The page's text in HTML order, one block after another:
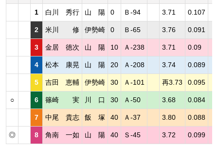
1 白川 秀行 山 陽 0 Ｂ-94 3.71 0.107
2 米川 修 伊勢崎 0 Ｂ-65 3.76 0.091
3 金居 徳次 山 陽 10 Ａ-238 3.71 0.09
4 松本 康晃 山 陽 20 Ａ-208 3.74 0.089
5 吉田 恵輔 伊勢崎 30 Ａ-101 再3.73 0.095
○ 6 篠崎 実 川 口 30 Ａ-50 3.68 0.084
7 中尾 貴志 飯 塚 40 Ａ-37 3.80 0.088
◎ 8 角南 一如 山 陽 40 Ｓ-45 3.72 0.099